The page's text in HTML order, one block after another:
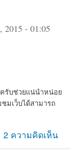
- 01:05
ครับช่วยแน่นำหน่อย
มเว็บได้สามารถ
2 ความคิดเห็น